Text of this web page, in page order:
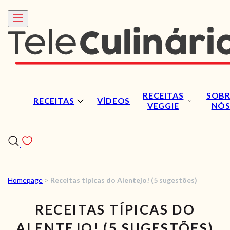
RECEITAS VÍDEOS
RECEITAS
VEGGIE
NÓS
RECEITAS
VÍDEOS
Homepage > Receitas típicas do Alentejo! (5 sugestões)
RECEITAS TÍPICAS DO